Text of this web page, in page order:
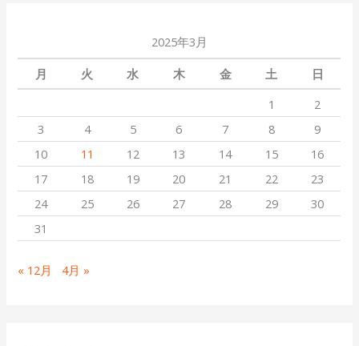
2025年3月
月
火 水 木 金 土
日
1
2
3
4 5 6 7 8
9
10
11 12 13 14 15
16
17
18 19 20 21 22
23
24
25 26 27 28 29
30
31
« 12月 4月 »